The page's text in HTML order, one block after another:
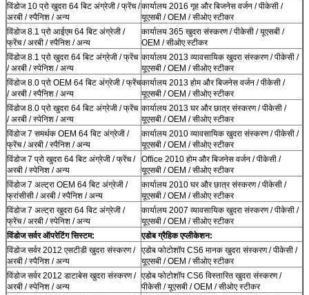
विंडोज 10 प्रो खुदरा 64 बिट अंग्रेजी / फ्रेंच /
अरबी / स्पैनिश / अन्य
कार्यालय 2016 गृह और बिजनेस वर्जन / पीकेसी /
यूएसबी / OEM / सीओए स्टीकर
विंडोज 8.1 प्रो आईएम 64 बिट अंग्रेजी /
फ्रेंच / अरबी / स्पैनिश / अन्य
कार्यालय 365 खुदरा संस्करण / पीकेसी / यूएसबी /
OEM / सीओए स्टीकर
विंडोज 8.1 प्रो खुदरा 64 बिट अंग्रेजी / फ्रेंच
/ अरबी / स्पेनिश / अन्य
कार्यालय 2013 व्यावसायिक खुदरा संस्करण / पीकेसी /
यूएसबी / OEM / सीओए स्टीकर
विंडोज 8.0 प्रो OEM 64 बिट अंग्रेजी / फ्रेंच
/ अरबी / स्पैनिश / अन्य
कार्यालय 2013 होम और बिजनेस वर्जन / पीकेसी /
यूएसबी / OEM / सीओए स्टीकर
विंडोज 8.0 प्रो खुदरा 64 बिट अंग्रेजी / फ्रेंच
/ अरबी / स्पेनिश / अन्य
कार्यालय 2013 घर और छात्र संस्करण / पीकेसी /
यूएसबी / OEM / सीओए स्टीकर
विंडोज 7 समर्थक OEM 64 बिट अंग्रेजी /
फ्रेंच / अरबी / स्पैनिश / अन्य
कार्यालय 2010 व्यावसायिक खुदरा संस्करण / पीकेसी /
यूएसबी / OEM / सीओए स्टीकर
विंडोज 7 प्रो खुदरा 64 बिट अंग्रेजी / फ्रेंच /
अरबी / स्पेनिश / अन्य
Office 2010 होम और बिजनेस वर्जन / पीकेसी /
यूएसबी / OEM / सीओए स्टीकर
विंडोज 7 अल्ट्रा OEM 64 बिट अंग्रेजी /
फ्रांसीसी / अरबी / स्पैनिश / अन्य
कार्यालय 2010 घर और छात्र संस्करण / पीकेसी /
यूएसबी / OEM / सीओए स्टीकर
विंडोज 7 अल्ट्रा खुदरा 64 बिट अंग्रेजी /
फ्रेंच / अरबी / स्पेनिश / अन्य
कार्यालय 2007 व्यावसायिक खुदरा संस्करण / पीकेसी /
यूएसबी / OEM / सीओए स्टीकर
विंडोज सर्वर ऑपरेटिंग सिस्टम:
एडोब ग्रैहिक एप्लीकेशन:
विंडोज सर्वर 2012 एसटीडी खुदरा संस्करण /
अरबी / स्पैनिश / अन्य
एडोब फोटोशॉप CS6 मानक खुदरा संस्करण / पीकेसी /
यूएसबी / OEM / सीओए स्टीकर
विंडोज सर्वर 2012 डाटाबेस खुदरा संस्करण /
अरबी / स्पेनिश / अन्य
एडोब फोटोशॉप CS6 विस्तारित खुदरा संस्करण /
पीकेसी / यूएसबी / OEM / सीओए स्टीकर